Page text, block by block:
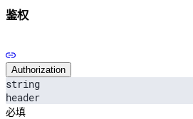
鉴权
Authorization
string
header
必填